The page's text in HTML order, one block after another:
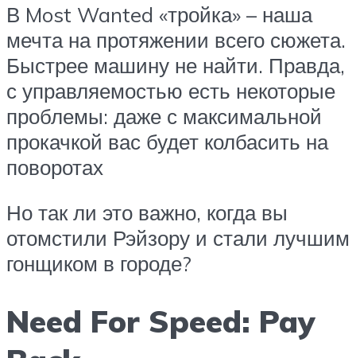
В Most Wanted «тройка» – наша
мечта на протяжении всего сюжета.
Быстрее машину не найти. Правда,
с управляемостью есть некоторые
проблемы: даже с максимальной
прокачкой вас будет колбасить на
поворотах
Но так ли это важно, когда вы
отомстили Рэйзору и стали лучшим
гонщиком в городе?
Need For Speed: Pay